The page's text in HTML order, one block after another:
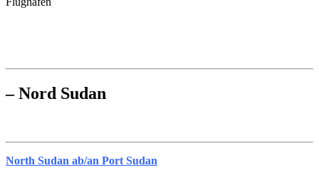
– Nord Sudan
North Sudan ab/an Port Sudan